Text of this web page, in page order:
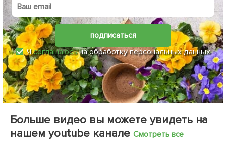
подписаться
Ясоглашаюсьна обработку персональных данных
Больше видео вы можете увидеть на
нашем youtube канале Смотреть все